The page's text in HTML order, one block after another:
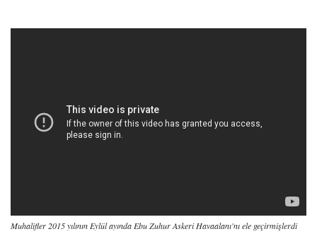
Muhalifler 2015 yılının Eylül ayında Ebu Zuhur Askeri Havaalanı'nı ele geçirmişlerdi